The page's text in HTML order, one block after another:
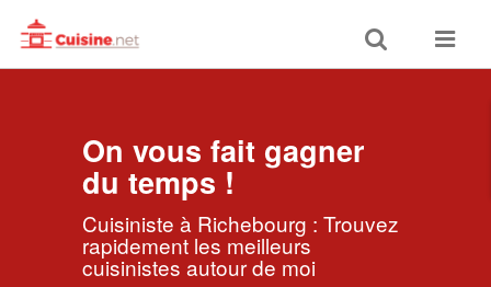
Toggle
search
Toggle
On vous fait gagner
du temps !
Cuisiniste à Richebourg : Trouvez
rapidement les meilleurs
cuisinistes autour de moi